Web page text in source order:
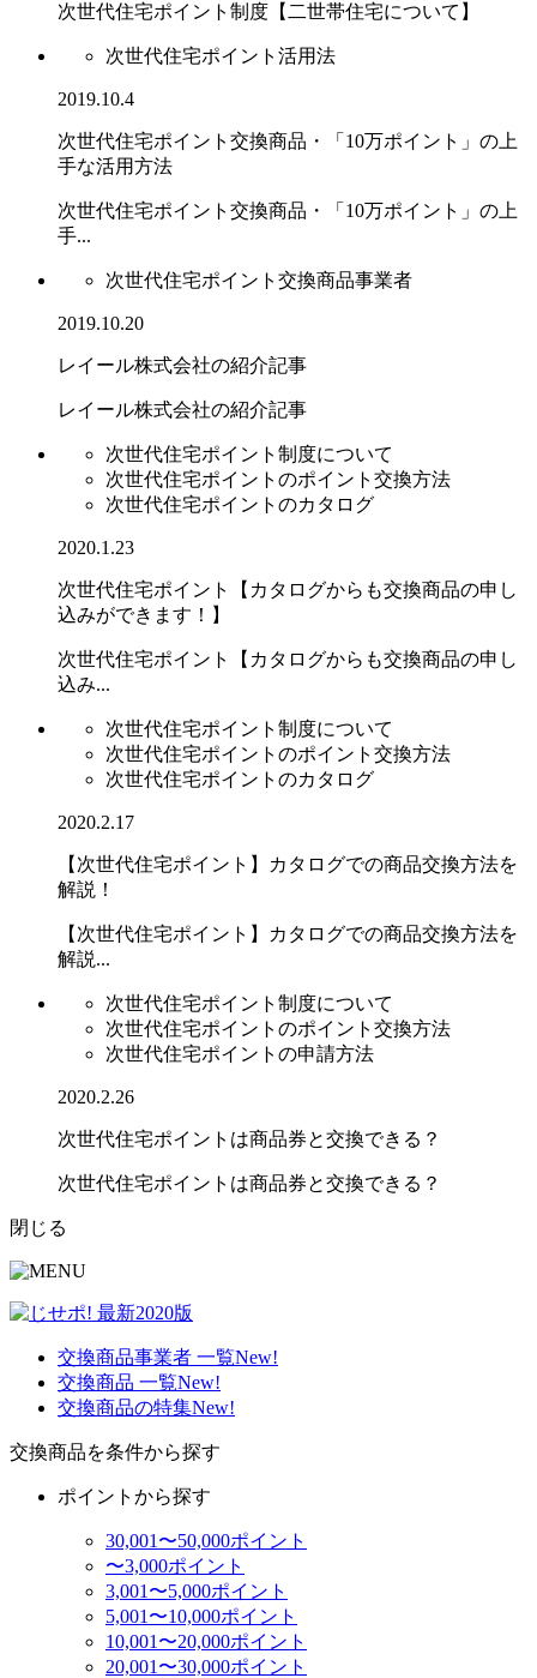
次世代住宅ポイント制度【二世帯住宅について】
次世代住宅ポイント活用法
2019.10.4
次世代住宅ポイント交換商品・「10万ポイント」の上
手な活用方法
次世代住宅ポイント交換商品・「10万ポイント」の上
手...
次世代住宅ポイント交換商品事業者
2019.10.20
レイール株式会社の紹介記事
レイール株式会社の紹介記事
次世代住宅ポイント制度について
次世代住宅ポイントのポイント交換方法
次世代住宅ポイントのカタログ
2020.1.23
次世代住宅ポイント【カタログからも交換商品の申し
込みができます！】
次世代住宅ポイント【カタログからも交換商品の申し
込み...
次世代住宅ポイント制度について
次世代住宅ポイントのポイント交換方法
次世代住宅ポイントのカタログ
2020.2.17
【次世代住宅ポイント】カタログでの商品交換方法を
解説！
【次世代住宅ポイント】カタログでの商品交換方法を
解説...
次世代住宅ポイント制度について
次世代住宅ポイントのポイント交換方法
次世代住宅ポイントの申請方法
2020.2.26
次世代住宅ポイントは商品券と交換できる？
次世代住宅ポイントは商品券と交換できる？
閉じる
交換商品事業者 一覧New!
交換商品 一覧New!
交換商品の特集New!
交換商品を条件から探す
ポイントから探す
30,001〜50,000ポイント
〜3,000ポイント
3,001〜5,000ポイント
5,001〜10,000ポイント
10,001〜20,000ポイント
20,001〜30,000ポイント